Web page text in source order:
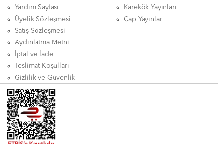
Yardım Sayfası
Üyelik Sözleşmesi
Satış Sözleşmesi
Aydınlatma Metni
İptal ve İade
Teslimat Koşulları
Gizlilik ve Güvenlik
Karekök Yayınları
Çap Yayınları